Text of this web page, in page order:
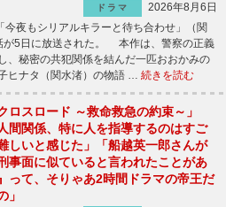
ドラマ
2026年8月6日
夜もシリアルキラーと待ち合わせ」（関
が5日に放送された。 本作は、警察の正義
、秘密の共犯関係を結んだ一匹おおかみの
ヒナタ（関水渚）の物語 … 続きを読む
クロスロード ～救命救急の約束～」
人間関係、特に人を指導するのはすご
しいと感じた」「船越英一郎さんが
刑事面に似ていると言われたことがあ
って、そりゃあ2時間ドラマの帝王だ
」